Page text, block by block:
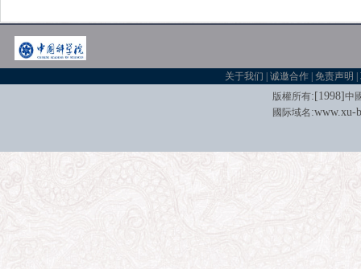
关于我们 |诚邀合作 |免责声明 |
版權所有:[1998]中
國际域名 :www.xu-